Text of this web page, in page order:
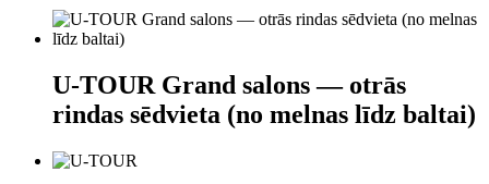
U-TOUR Grand salons — otrās
rindas sēdvieta (no melnas līdz baltai)